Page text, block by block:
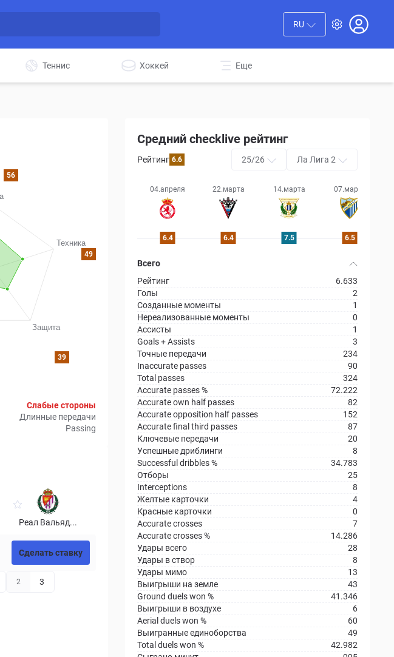
RU
Теннис Хоккей Еще
56
49
39
Слабые стороны
Длинные передачи
Passing
Реал Вальяд...
Сделать ставку
2 3
Средний checklive рейтинг
Рейтинг 6.6 25/26 Ла Лига 2
04.апреля 22.марта 14.марта 07.марта
6.4 6.4 7.5 6.5
Всего
Рейтинг
6.633
Голы
2
Созданные моменты
1
Нереализованные моменты
0
Ассисты
1
Goals + Assists
3
Точные передачи
234
Inaccurate passes
90
Total passes
324
Accurate passes %
72.222
Accurate own half passes
82
Accurate opposition half passes
152
Accurate final third passes
87
Ключевые передачи
20
Успешные дриблинги
8
Successful dribbles %
34.783
Отборы
25
Interceptions
8
Желтые карточки
4
Красные карточки
0
Accurate crosses
7
Accurate crosses %
14.286
Удары всего
28
Удары в створ
8
Удары мимо
13
Выигрыши на земле
43
Ground duels won %
41.346
Выигрыши в воздухе
6
Aerial duels won %
60
Выигранные единоборства
49
Total duels won %
42.982